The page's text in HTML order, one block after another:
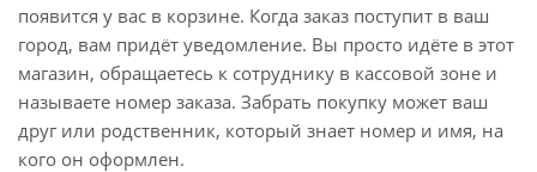
появится у вас в корзине. Когда заказ поступит в ваш
город, вам придёт уведомление. Вы просто идёте в этот
магазин, обращаетесь к сотруднику в кассовой зоне и
называете номер заказа. Забрать покупку может ваш
друг или родственник, который знает номер и имя, на
кого он оформлен.